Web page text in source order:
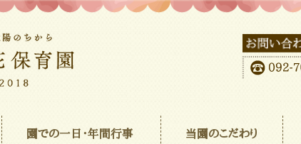
園での一日･年間行事 当園のこだわり